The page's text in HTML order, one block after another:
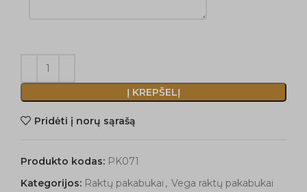
Į KREPŠELĮ
Pridėti į norų sąrašą
Produkto kodas: PK071
Kategorijos: Raktų pakabukai , Vega raktų pakabukai